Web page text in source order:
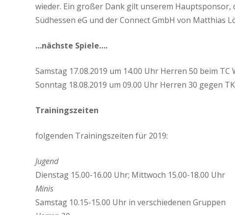
wieder. Ein großer Dank gilt unserem Hauptsponsor,
Südhessen eG und der Connect GmbH von Matthias
…nächste Spiele….
Samstag 17.08.2019 um 14.00 Uhr Herren 50 beim
Sonntag 18.08.2019 um 09.00 Uhr Herren 30 gegen
Trainingszeiten
folgenden Trainingszeiten für 2019:
Jugend
Dienstag 15.00-16.00 Uhr; Mittwoch 15.00-18.00 Uhr
Minis
Samstag 10.15-15.00 Uhr in verschiedenen Gruppen